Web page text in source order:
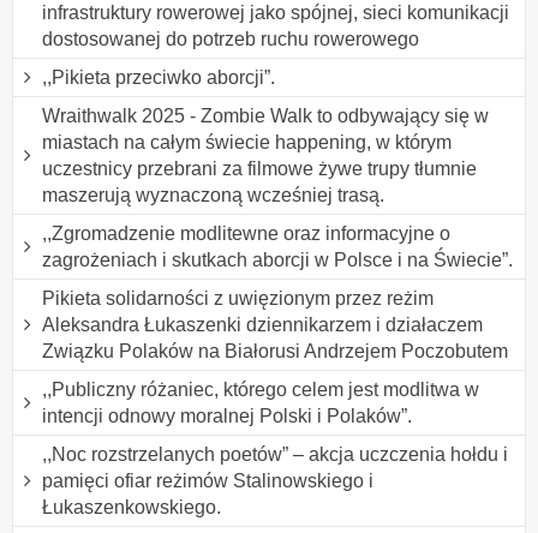
infrastruktury rowerowej jako spójnej, sieci komunikacji
dostosowanej do potrzeb ruchu rowerowego
,,Pikieta przeciwko aborcji”.
Wraithwalk 2025 - Zombie Walk to odbywający się w
miastach na całym świecie happening, w którym
uczestnicy przebrani za filmowe żywe trupy tłumnie
maszerują wyznaczoną wcześniej trasą.
,,Zgromadzenie modlitewne oraz informacyjne o
zagrożeniach i skutkach aborcji w Polsce i na Świecie”.
Pikieta solidarności z uwięzionym przez reżim
Aleksandra Łukaszenki dziennikarzem i działaczem
Związku Polaków na Białorusi Andrzejem Poczobutem
,,Publiczny różaniec, którego celem jest modlitwa w
intencji odnowy moralnej Polski i Polaków”.
,,Noc rozstrzelanych poetów” – akcja uczczenia hołdu i
pamięci ofiar reżimów Stalinowskiego i
Łukaszenkowskiego.